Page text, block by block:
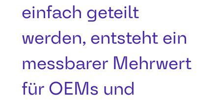
einfach geteilt
werden, entsteht ein
messbarer Mehrwert
für OEMs und